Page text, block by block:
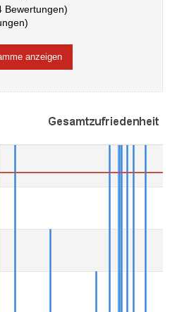
Bewertungen)